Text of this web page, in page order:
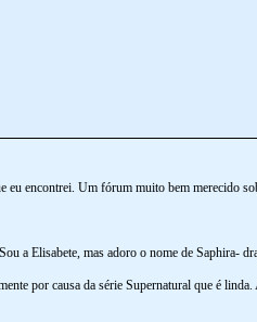
encontrei. Um fórum muito bem merecido
a Elisabete, mas adoro o nome de Saphira-
por causa da série Supernatural que é